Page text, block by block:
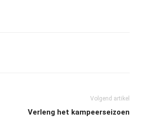
Volgend artikel
Verleng het kampeerseizoen